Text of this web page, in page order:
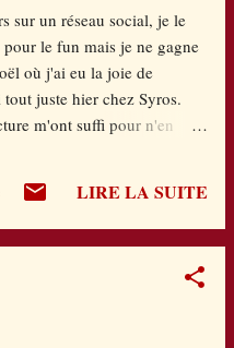
Plusieurs titres sont déjà
L'ours ? Le pingouin ? La
hibou ? La licorne ? Le
les petites...
sur un réseau social, je le
le fun mais je ne gagne
où j'ai eu la joie de
juste hier chez Syros.
m'ont suffi pour n'en
même assez vite, je me
de Nos étoiles contraires !
envie de lire. Et puis la
en vraiment en être
LIRE LA SUITE